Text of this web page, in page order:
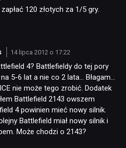
120 złotych za 1/5 gry.
14 lipca 2012 o 17:22
4? Battlefieldy do tej pory
5-6 lat a nie co 2 lata… Błagam…
nie może tego zrobić. Dodatek
Battlefield 2143 owszem
4 powinien mieć nowy silnik.
Battlefield miał nowy silnik i
Może chodzi o 2143?